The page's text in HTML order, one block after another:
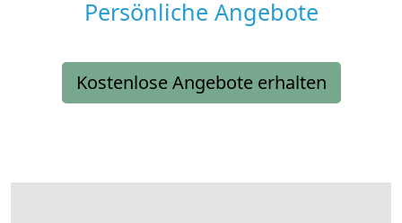
Persönliche Angebote
Kostenlose Angebote erhalten